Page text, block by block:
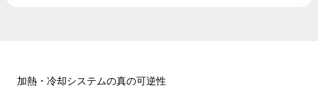
加熱・冷却システムの真の可逆性